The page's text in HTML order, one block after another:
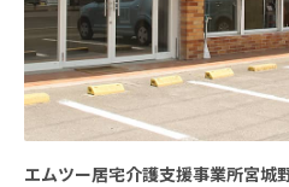
エムツー居宅介護支援事業所宮城